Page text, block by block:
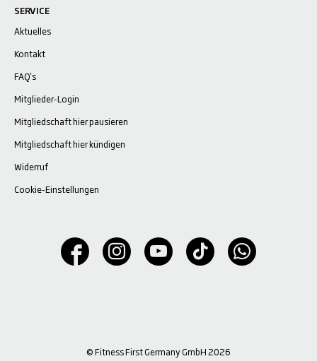
SERVICE
Aktuelles
Kontakt
FAQ's
Mitglieder-Login
Mitgliedschaft hier pausieren
Mitgliedschaft hier kündigen
Widerruf
Cookie-Einstellungen
© Fitness First Germany GmbH 2026